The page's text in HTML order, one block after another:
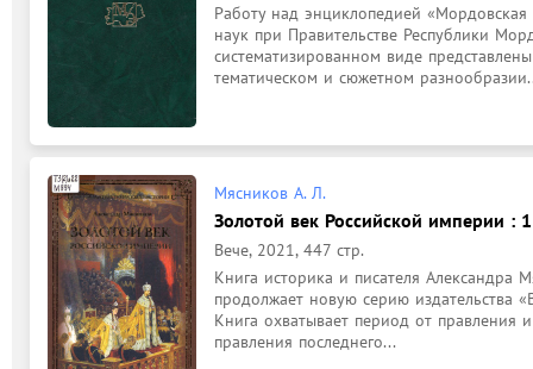
Работу над энциклопедией
наук при Правительстве Республики
систематизированном виде
тематическом и сюжетном
Мясников А. Л.
Золотой век Российской империи :
Вече, 2021, 447 стр.
Книга историка и писателя Александра
продолжает новую серию издательства
Книга охватывает период от правления
правления последнего...